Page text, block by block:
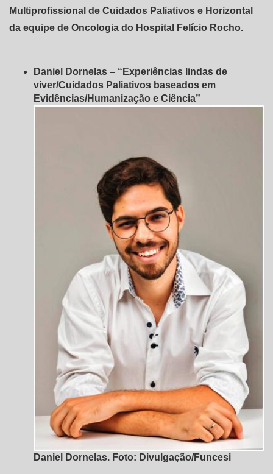
Multiprofissional de Cuidados Paliativos e Horizontal
da equipe de Oncologia do Hospital Felício Rocho.
Daniel Dornelas – “Experiências lindas de
viver/Cuidados Paliativos baseados em
Evidências/Humanização e Ciência”
Daniel Dornelas. Foto: Divulgação/Funcesi